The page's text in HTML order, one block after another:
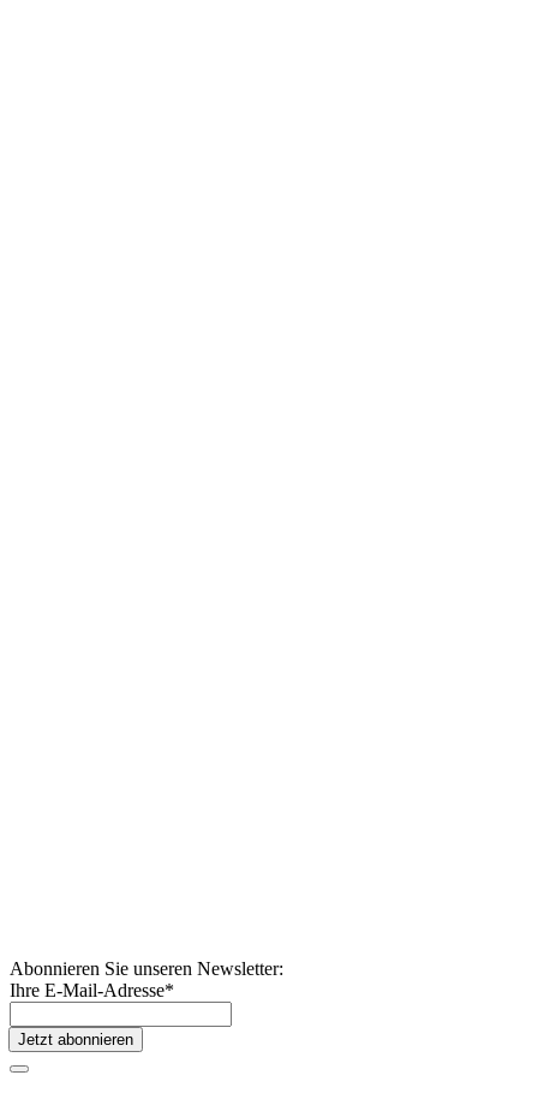
Abonnieren Sie unseren Newsletter:
Ihre E-Mail-Adresse*
Jetzt abonnieren